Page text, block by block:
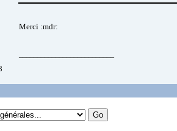
Merci :mdr: